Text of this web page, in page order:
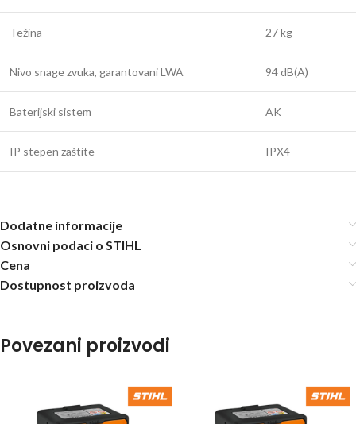
Težina 27 kg
Nivo snage zvuka, garantovani LWA 94 dB(A)
Baterijski sistem AK
IP stepen zaštite IPX4
Dodatne informacije
Osnovni podaci o STIHL
Cena
Dostupnost proizvoda
Povezani proizvodi